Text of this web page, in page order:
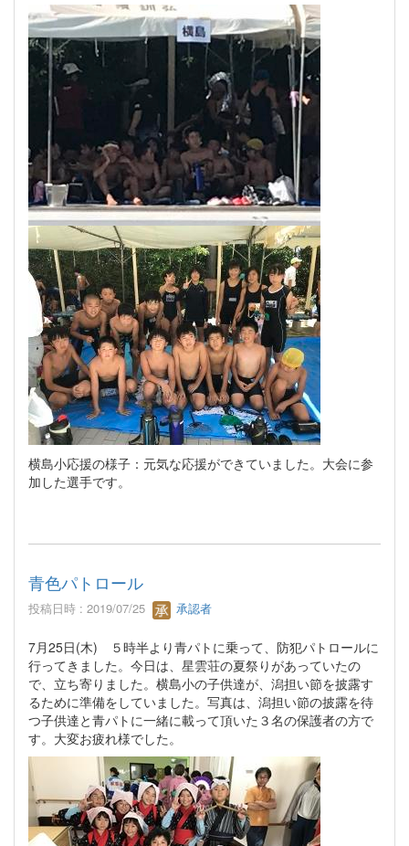
横島小応援の様子：元気な応援ができていました。大会に参
加した選手です。
青色パトロール
投稿日時 : 2019/07/25 承認者
7月25日(木) ５時半より青パトに乗って、防犯パトロールに
行ってきました。今日は、星雲荘の夏祭りがあっていたの
で、立ち寄りました。横島小の子供達が、潟担い節を披露す
るために準備をしていました。写真は、潟担い節の披露を待
つ子供達と青パトに一緒に載って頂いた３名の保護者の方で
す。大変お疲れ様でした。